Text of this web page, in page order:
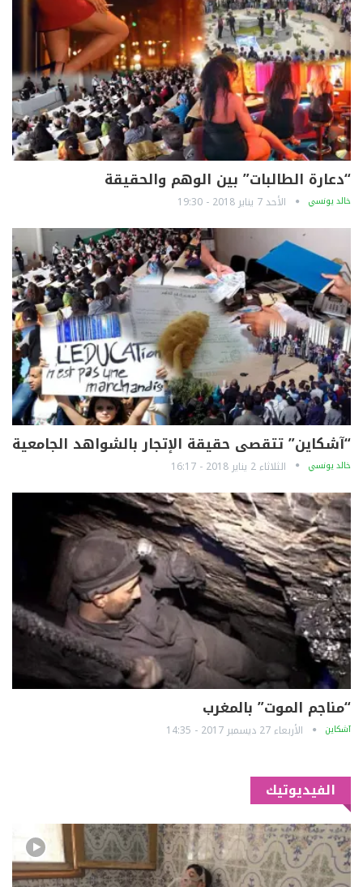
“دعارة الطالبات” بين الوهم والحقيقة
خالد يونسي الأحد 7 يناير 2018 - 19:30
“آشكاين” تتقصى حقيقة الإتجار بالشواهد الجامعية
خالد يونسي الثلاثاء 2 يناير 2018 - 16:17
“مناجم الموت” بالمغرب
آشكاين الأربعاء 27 ديسمبر 2017 - 14:35
الفيديوتيك